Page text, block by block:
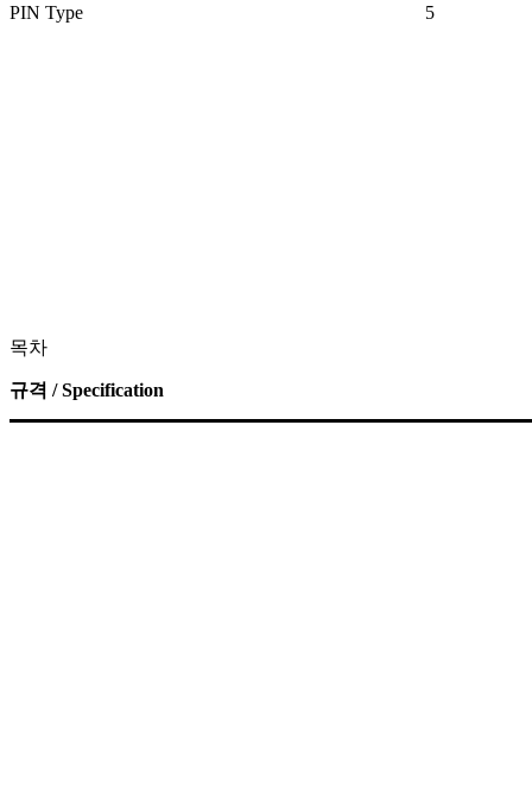
PIN Type
5
목차
규격 / Specification